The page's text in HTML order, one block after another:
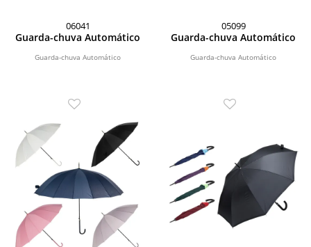
06041
Guarda-chuva Automático
Guarda-chuva Automático
05099
Guarda-chuva Automático
Guarda-chuva Automático